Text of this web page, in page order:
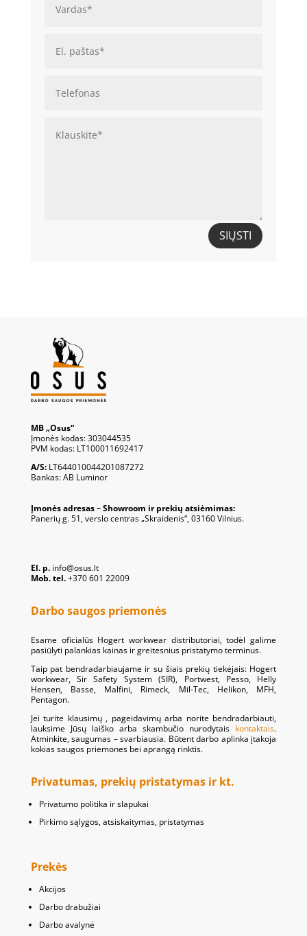
SIŲSTI
MB „Osus“
Įmonės kodas: 303044535
PVM kodas: LT100011692417
A/S:LT644010044201087272
Bankas: AB Luminor
Įmonės adresas – Showroom ir prekių atsiėmimas:
Panerių g. 51, verslo centras „Skraidenis“, 03160 Vilnius.
El. p.info@osus.lt
Mob. tel.+370 601 22009
Darbo saugos priemonės
Esame oficialūs Hogert workwear distributoriai, todėl galime
pasiūlyti palankias kainas ir greitesnius pristatymo terminus.
Taip pat bendradarbiaujame ir su šiais prekių tiekėjais: Hogert
workwear, Sir Safety System (SIR), Portwest, Pesso, Helly
Hensen, Basse, Malfini, Rimeck, Mil-Tec, Helikon, MFH,
Pentagon.
Jei turite klausimų , pageidavimų arba norite bendradarbiauti,
lauksime Jūsų laiško arba skambučio nurodytais kontaktais.
Atminkite, saugumas – svarbiausia. Būtent darbo aplinka įtakoja
kokias saugos priemones bei aprangą rinktis.
Privatumas, prekių pristatymas ir kt.
Privatumo politika ir slapukai
Pirkimo sąlygos, atsiskaitymas, pristatymas
Prekės
Akcijos
Darbo drabužiai
Darbo avalynė